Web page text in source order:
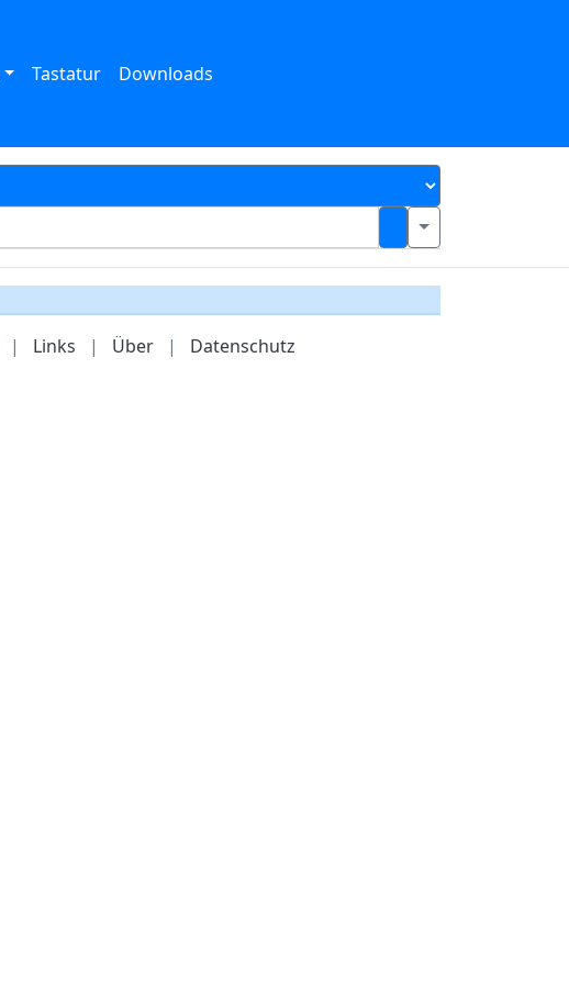
Tastatur Downloads
| Links | Über | Datenschutz